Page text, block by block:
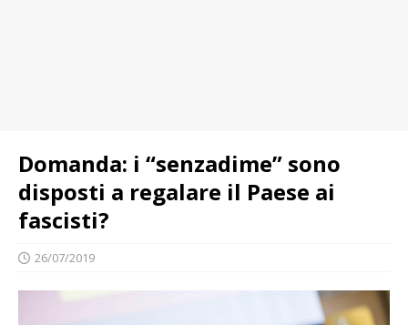
Domanda: i “senzadime” sono
disposti a regalare il Paese ai
fascisti?
26/07/2019